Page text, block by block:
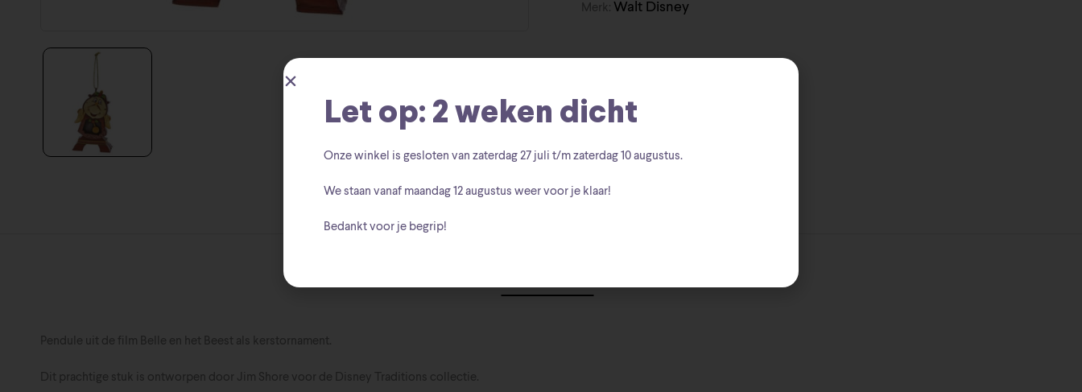
Merk: Walt Disney
Pendule uit de film Belle en het Beest als kerstornament.
Dit prachtige stuk is ontworpen door Jim Shore voor de Disney Traditions collectie.
Let op: 2 weken dicht
Onze winkel is gesloten van zaterdag27 juli t/m zaterdag 10 augustus.
We staan vanaf maandag 12 augustus weer voor je klaar!
Bedankt voor je begrip!